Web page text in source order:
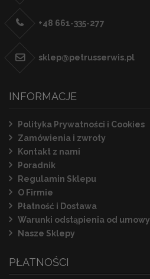
+48 661-335-277
sklep@petrusserwis.pl
INFORMACJE
Polityka Prywatności i Cookies
Zamówienia i zwroty
Kontakt z nami
Poradnik
Regulamin Sklepu
O Firmie
Płatność i Dostawa
Warunki odstąpienia od umowy
Nasze Sklepy
PŁATNOŚCI